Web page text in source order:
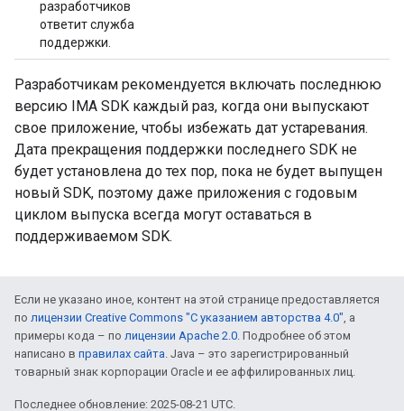
разработчиков
ответит служба
поддержки.
Разработчикам рекомендуется включать последнюю
версию IMA SDK каждый раз, когда они выпускают
свое приложение, чтобы избежать дат устаревания.
Дата прекращения поддержки последнего SDK не
будет установлена ​​до тех пор, пока не будет выпущен
новый SDK, поэтому даже приложения с годовым
циклом выпуска всегда могут оставаться в
поддерживаемом SDK.
Если не указано иное, контент на этой странице предоставляется
по лицензии Creative Commons "С указанием авторства 4.0", а
примеры кода – по лицензии Apache 2.0. Подробнее об этом
написано в правилах сайта. Java – это зарегистрированный
товарный знак корпорации Oracle и ее аффилированных лиц.
Последнее обновление: 2025-08-21 UTC.